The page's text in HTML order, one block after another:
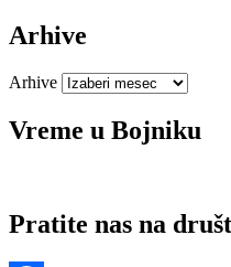
Arhive
Arhive
Vreme u Bojniku
Pratite nas na